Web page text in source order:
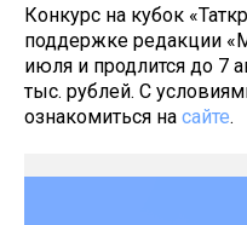
Конкурс на кубок
поддержке редакции
июля и продлится до 7
тыс. рублей. С
ознакомиться на сайте.